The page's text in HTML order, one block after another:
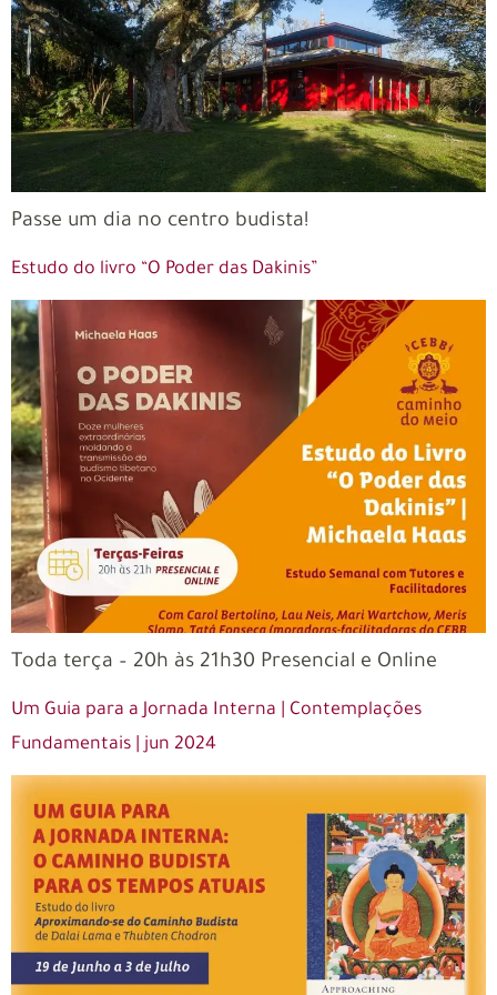
Passe um dia no centro budista!
Estudo do livro “O Poder das Dakinis”
Toda terça – 20h às 21h30 Presencial e Online
Um Guia para a Jornada Interna | Contemplações
Fundamentais | jun 2024